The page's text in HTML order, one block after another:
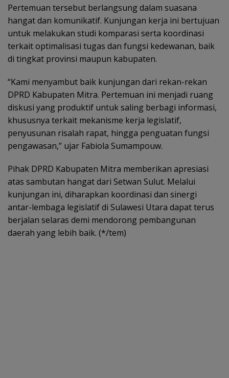
Pertemuan tersebut berlangsung dalam suasana
hangat dan komunikatif. Kunjungan kerja ini bertujuan
untuk melakukan studi komparasi serta koordinasi
terkait optimalisasi tugas dan fungsi kedewanan, baik
di tingkat provinsi maupun kabupaten.
“Kami menyambut baik kunjungan dari rekan-rekan
DPRD Kabupaten Mitra. Pertemuan ini menjadi ruang
diskusi yang produktif untuk saling berbagi informasi,
khususnya terkait mekanisme kerja legislatif,
penyusunan risalah rapat, hingga penguatan fungsi
pengawasan,” ujar Fabiola Sumampouw.
Pihak DPRD Kabupaten Mitra memberikan apresiasi
atas sambutan hangat dari Setwan Sulut. Melalui
kunjungan ini, diharapkan koordinasi dan sinergi
antar-lembaga legislatif di Sulawesi Utara dapat terus
berjalan selaras demi mendorong pembangunan
daerah yang lebih baik. (*/tem)